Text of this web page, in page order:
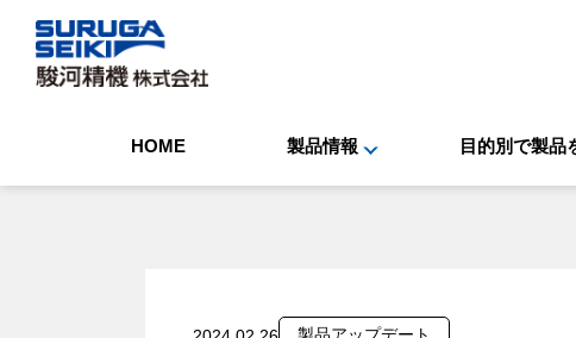
HOME 製品情報 目的別で製品